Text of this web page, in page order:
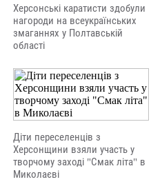
Херсонські каратисти здобули
нагороди на всеукраїнських
змаганнях у Полтавській
області
Діти переселенців з
Херсонщини взяли участь у
творчому заході "Смак літа" в
Миколаєві